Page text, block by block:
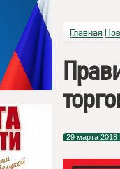
Главная
29 марта 2018